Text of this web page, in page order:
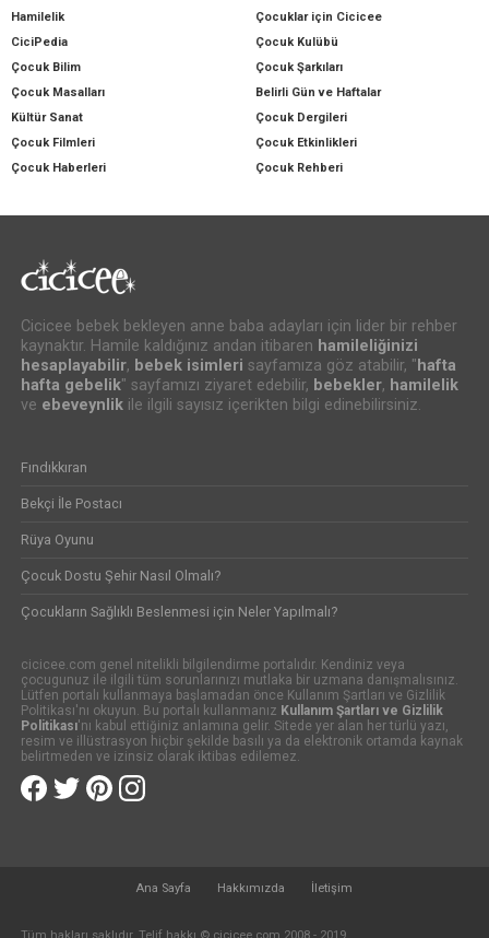
Hamilelik
Çocuklar için Cicicee
CiciPedia
Çocuk Kulübü
Çocuk Bilim
Çocuk Şarkıları
Çocuk Masalları
Belirli Gün ve Haftalar
Kültür Sanat
Çocuk Dergileri
Çocuk Filmleri
Çocuk Etkinlikleri
Çocuk Haberleri
Çocuk Rehberi
Cicicee bebek bekleyen anne baba adayları için lider bir rehber
kaynaktır. Hamile kaldığınız andan itibaren hamileliğinizi
hesaplayabilir, bebek isimleri sayfamıza göz atabilir, " hafta
hafta gebelik" sayfamızı ziyaret edebilir, bebekler, hamilelik
ve ebeveynlikile ilgili sayısız içerikten bilgi edinebilirsiniz.
Fındıkkıran
Bekçi İle Postacı
Rüya Oyunu
Çocuk Dostu Şehir Nasıl Olmalı?
Çocukların Sağlıklı Beslenmesi için Neler Yapılmalı?
cicicee.com genel nitelikli bilgilendirme portalıdır. Kendiniz veya
çocugunuz ile ilgili tüm sorunlarınızı mutlaka bir uzmana danışmalısınız.
Lütfen portalı kullanmaya başlamadan önce Kullanım Şartları ve Gizlilik
Politikası'nı okuyun. Bu portalı kullanmanız Kullanım Şartları ve Gizlilik
Politikası'nı kabul ettiğiniz anlamına gelir. Sitede yer alan her türlü yazı,
resim ve illüstrasyon hiçbir şekilde basılı ya da elektronik ortamda kaynak
belirtmeden ve izinsiz olarak iktibas edilemez.
Ana Sayfa Hakkımızda İletişim